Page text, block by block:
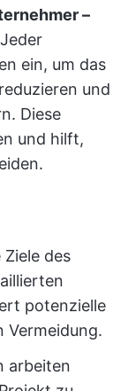
–
ein, um das
und
Diese
und hilft,
Ziele des
potenzielle
Vermeidung.
arbeiten